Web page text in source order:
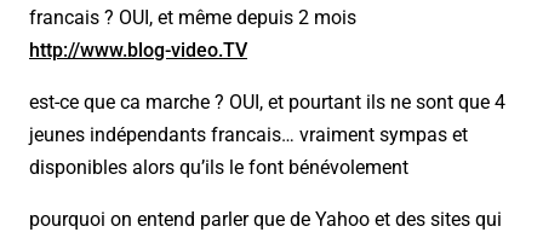
francais ? OUI, et même depuis 2 mois
http://www.blog-video.TV
est-ce que ca marche ? OUI, et pourtant ils ne sont que 4
jeunes indépendants francais… vraiment sympas et
disponibles alors qu’ils le font bénévolement
pourquoi on entend parler que de Yahoo et des sites qui